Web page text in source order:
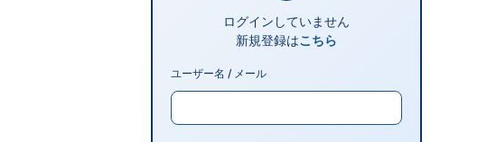
ログインしていません
新規登録はこちら
ユーザー名 / メール